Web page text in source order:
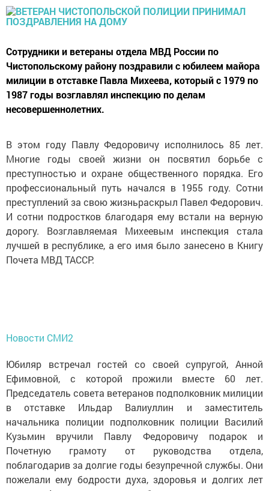
Сотрудники и ветераны отдела МВД России по
Чистопольскому району поздравили с юбилеем майора
милиции в отставке Павла Михеева, который с 1979 по
1987 годы возглавлял инспекцию по делам
несовершеннолетних.
В этом году Павлу Федоровичу исполнилось 85 лет.
Многие годы своей жизни он посвятил борьбе с
преступностью и охране общественного порядка. Его
профессиональный путь начался в 1955 году. Сотни
преступлений за свою жизньраскрыл Павел Федорович.
И сотни подростков благодаря ему встали на верную
дорогу. Возглавляемая Михеевым инспекция стала
лучшей в республике, а его имя было занесено в Книгу
Почета МВД ТАССР.
Новости СМИ2
Юбиляр встречал гостей со своей супругой, Анной
Ефимовной, с которой прожили вместе 60 лет.
Председатель совета ветеранов подполковник милиции
в отставке Ильдар Валиуллин и заместитель
начальника полиции подполковник полиции Василий
Кузьмин вручили Павлу Федоровичу подарок и
Почетную грамоту от руководства отдела,
поблагодарив за долгие годы безупречной службы. Они
пожелали ему бодрости духа, здоровья и долгих лет